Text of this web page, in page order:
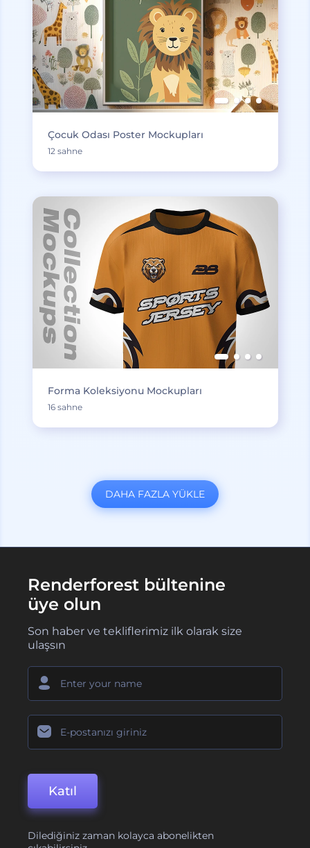
Çocuk Odası Poster Mockupları
12 sahne
Forma Koleksiyonu Mockupları
16 sahne
DAHA FAZLA YÜKLE
Renderforest bültenine
üye olun
Son haber ve tekliflerimiz ilk olarak size
ulaşsın
Katıl
Dilediğiniz zaman kolayca abonelikten